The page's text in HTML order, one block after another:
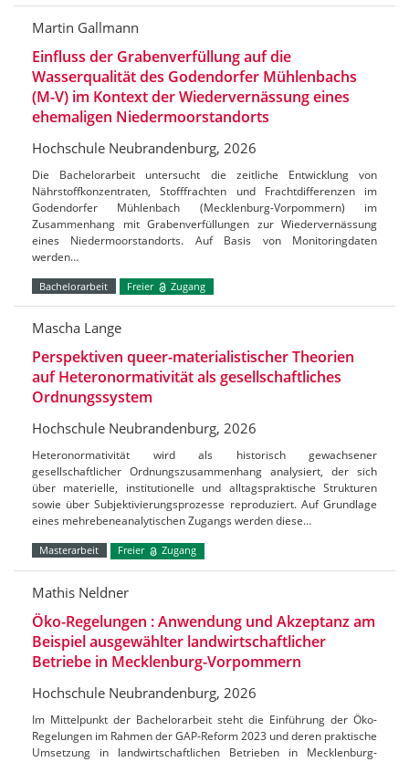
Martin Gallmann
Einfluss der Grabenverfüllung auf die
Wasserqualität des Godendorfer Mühlenbachs
(M-V) im Kontext der Wiedervernässung eines
ehemaligen Niedermoorstandorts
Hochschule Neubrandenburg, 2026
Die Bachelorarbeit untersucht die zeitliche Entwicklung von
Nährstoffkonzentraten, Stofffrachten und Frachtdifferenzen im
Godendorfer Mühlenbach (Mecklenburg-Vorpommern) im
Zusammenhang mit Grabenverfüllungen zur Wiedervernässung
eines Niedermoorstandorts. Auf Basis von Monitoringdaten
werden…
Bachelorarbeit Freier Zugang
Mascha Lange
Perspektiven queer-materialistischer Theorien
auf Heteronormativität als gesellschaftliches
Ordnungssystem
Hochschule Neubrandenburg, 2026
Heteronormativität wird als historisch gewachsener
gesellschaftlicher Ordnungszusammenhang analysiert, der sich
über materielle, institutionelle und alltagspraktische Strukturen
sowie über Subjektivierungsprozesse reproduziert. Auf Grundlage
eines mehrebeneanalytischen Zugangs werden diese…
Masterarbeit Freier Zugang
Mathis Neldner
Öko-Regelungen : Anwendung und Akzeptanz am
Beispiel ausgewählter landwirtschaftlicher
Betriebe in Mecklenburg-Vorpommern
Hochschule Neubrandenburg, 2026
Im Mittelpunkt der Bachelorarbeit steht die Einführung der Öko-
Regelungen im Rahmen der GAP-Reform 2023 und deren praktische
Umsetzung in landwirtschaftlichen Betrieben in Mecklenburg-